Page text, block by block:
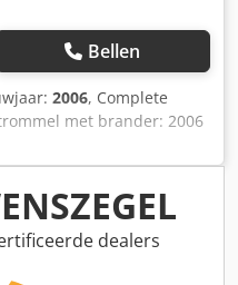
Bellen
2006, Complete
met brander: 2006
ERMIIS automatisering:
wordt momenteel
dealers